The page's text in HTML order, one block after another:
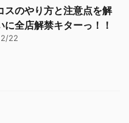
スのやり方と注意点を解
に全店解禁キターっ！！
22